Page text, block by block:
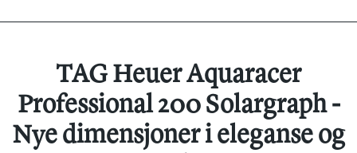
TAG Heuer Aquaracer
Professional 200 Solargraph -
Nye dimensjoner i eleganse og